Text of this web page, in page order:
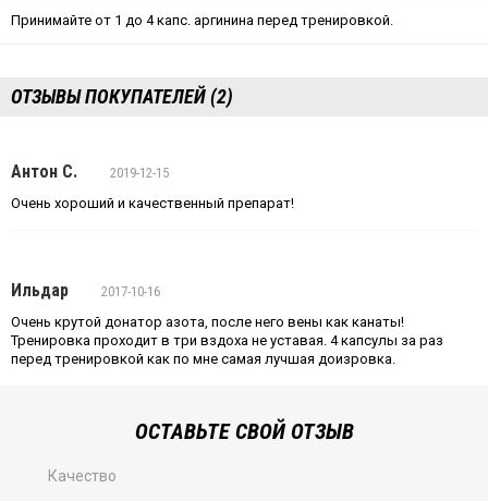
Принимайте от 1 до 4 капс. аргинина перед тренировкой.
ОТЗЫВЫ ПОКУПАТЕЛЕЙ (2)
Антон С.
2019-12-15
Очень хороший и качественный препарат!
Ильдар
2017-10-16
Очень крутой донатор азота, после него вены как канаты!
Тренировка проходит в три вздоха не уставая. 4 капсулы за раз
перед тренировкой как по мне самая лучшая доизровка.
ОСТАВЬТЕ СВОЙ ОТЗЫВ
Качество